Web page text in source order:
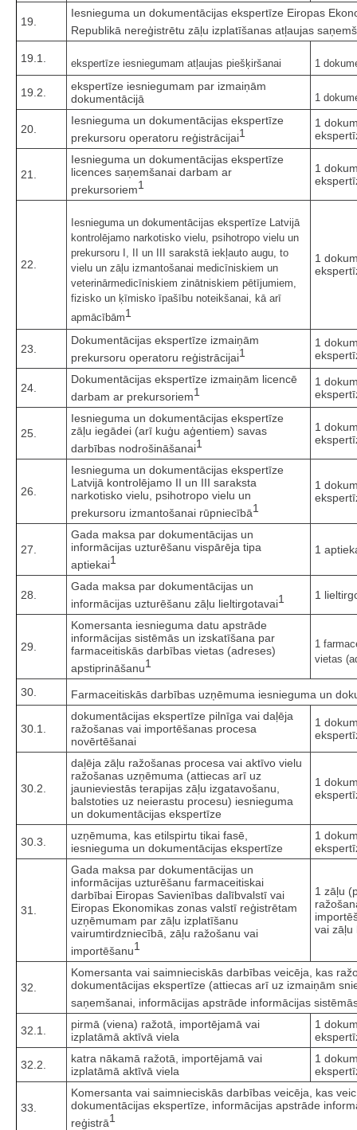
19.
Iesnieguma un dokumentācijas ekspertīze Eiropas
Republikā nereģistrētu zāļu izplatīšanas atļaujas
19.1. ekspertīze iesniegumam atļaujas piešķiršanai 1
19.2.
ekspertīze iesniegumam par izmaiņām
dokumentācijā
1
20.
Iesnieguma un dokumentācijas ekspertīze
prekursoru operatoru reģistrācijai1
1
21.
Iesnieguma un dokumentācijas ekspertīze
licences saņemšanai darbam ar
prekursoriem1
1
22.
Iesnieguma un dokumentācijas ekspertīze Latvijā
kontrolējamo narkotisko vielu, psihotropo vielu un
prekursoru I, II un III sarakstā iekļauto augu, to
vielu un zāļu izmantošanai medicīniskiem un
veterinārmedicīniskiem zinātniskiem pētījumiem,
fizisko un ķīmisko īpašību noteikšanai, kā arī
apmācībām1
1
23.
Dokumentācijas ekspertīze izmaiņām
prekursoru operatoru reģistrācijai1
1
24.
Dokumentācijas ekspertīze izmaiņām licencē
darbam ar prekursoriem1
1
25.
Iesnieguma un dokumentācijas ekspertīze
zāļu iegādei (arī kuģu aģentiem) savas
darbības nodrošināšanai1
1
26.
Iesnieguma un dokumentācijas ekspertīze
Latvijā kontrolējamo II un III saraksta
narkotisko vielu, psihotropo vielu un
prekursoru izmantošanai rūpniecībā1
1
27.
Gada maksa par dokumentācijas un
informācijas uzturēšanu vispārēja tipa
aptiekai1
1
28.
Gada maksa par dokumentācijas un
informācijas uzturēšanu zāļu lieltirgotavai1 1
29.
Komersanta iesnieguma datu apstrāde
informācijas sistēmās un izskatīšana par
farmaceitiskās darbības vietas (adreses)
apstiprināšanu1
1
vietas
30. Farmaceitiskās darbības uzņēmuma iesnieguma un
30.1.
dokumentācijas ekspertīze pilnīga vai daļēja
ražošanas vai importēšanas procesa
novērtēšanai
1
30.2.
daļēja zāļu ražošanas procesa vai aktīvo vielu
ražošanas uzņēmuma (attiecas arī uz
jaunieviestās terapijas zāļu izgatavošanu,
balstoties uz neierastu procesu) iesnieguma
un dokumentācijas ekspertīze
1
30.3.
uzņēmuma, kas etilspirtu tikai fasē,
iesnieguma un dokumentācijas ekspertīze
1
31.
Gada maksa par dokumentācijas un
informācijas uzturēšanu farmaceitiskai
darbībai Eiropas Savienības dalībvalstī vai
Eiropas Ekonomikas zonas valstī reģistrētam
uzņēmumam par zāļu izplatīšanu
vairumtirdzniecībā, zāļu ražošanu vai
importēšanu1
1 zāļu
vai zāļu
32.
Komersanta vai saimnieciskās darbības veicēja, kas
dokumentācijas ekspertīze (attiecas arī uz izmaiņām
saņemšanai, informācijas apstrāde informācijas
32.1.
pirmā (viena) ražotā, importējamā vai
izplatāmā aktīvā viela
1
32.2.
katra nākamā ražotā, importējamā vai
izplatāmā aktīvā viela
1
33.
Komersanta vai saimnieciskās darbības veicēja, kas
dokumentācijas ekspertīze, informācijas apstrāde
reģistrā1